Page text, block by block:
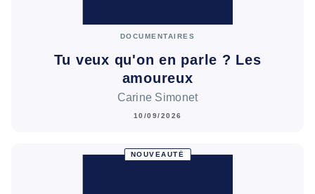
DOCUMENTAIRES
Tu veux qu'on en parle ? Les
amoureux
Carine Simonet
10/09/2026
NOUVEAUTÉ